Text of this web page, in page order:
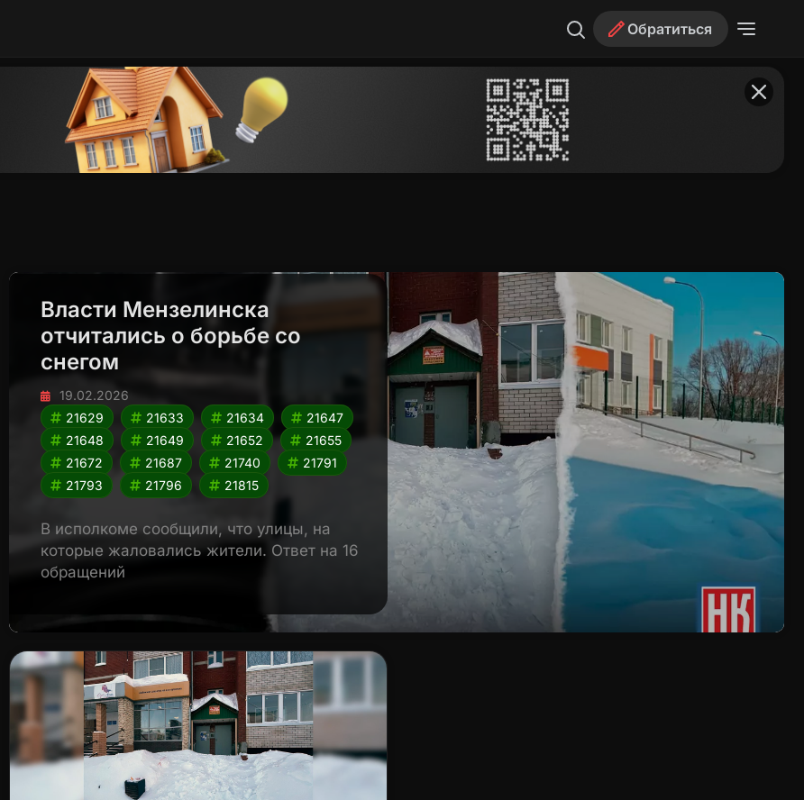
Обратиться
Власти Мензелинска
отчитались о борьбе со
снегом
19.02.2026
21629
21633 21634
21647
21648
21649 21652
21655
21672
21687 21740
21791
21793
21796 21815
В исполкоме сообщили, что улицы, на
которые жаловались жители. Ответ на 16
обращений